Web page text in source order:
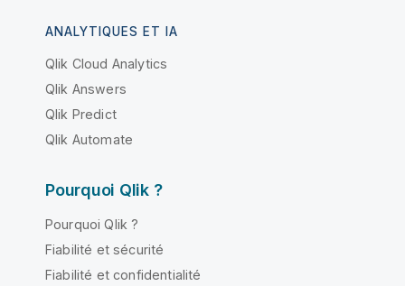
ANALYTIQUES ET IA
Qlik Cloud Analytics
Qlik Answers
Qlik Predict
Qlik Automate
Pourquoi Qlik ?
Pourquoi Qlik ?
Fiabilité et sécurité
Fiabilité et confidentialité